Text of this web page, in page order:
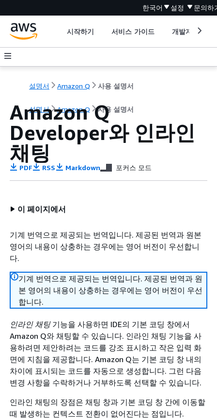
한국어 설정 문의하
시작하기 서비스 가이드 개발자 도구
설명서 Amazon Q 사용 설명서
설명서 Amazon Q 사용 설명서
Amazon Q
Developer와 인라인
채팅
PDF RSS Markdown 포커스 모드
이 페이지에서
기계 번역으로 제공되는 번역입니다. 제공된 번역과 원본
영어의 내용이 상충하는 경우에는 영어 버전이 우선합니
다.
기계 번역으로 제공되는 번역입니다. 제공된 번역과 원
본 영어의 내용이 상충하는 경우에는 영어 버전이 우선
합니다.
인라인 채팅기능을 사용하면 IDE의 기본 코딩 창에서
Amazon Q와 채팅할 수 있습니다. 인라인 채팅 기능을 사
용하려면 제안하려는 코드를 강조 표시하고 작은 입력 화
면에 지침을 제공합니다. Amazon Q는 기본 코딩 창 내의
차이에 표시되는 코드를 자동으로 생성합니다. 그런 다음
변경 사항을 수락하거나 거부하도록 선택할 수 있습니다.
인라인 채팅의 장점은 채팅 창과 기본 코딩 창 간에 이동할
때 발생하는 컨텍스트 전환이 없어진다는 점입니다.